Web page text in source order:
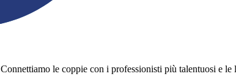
Connettiamo le coppie con i professionisti più talentuosi e